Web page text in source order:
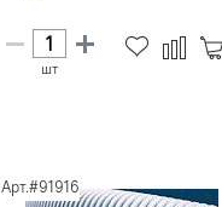
шт
Арт.#91916